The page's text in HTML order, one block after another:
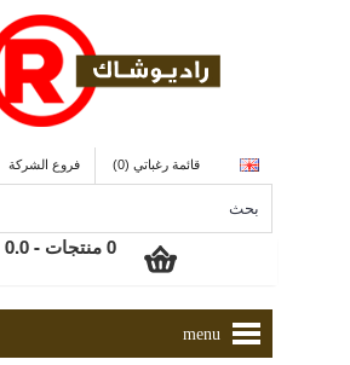
قائمة رغباتي (0) فروع الشركة
0 منتجات - 0.0
menu